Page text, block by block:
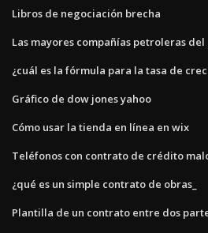
Libros de negociación brecha
Las mayores compañías petroleras
¿cuál es la fórmula para la tasa de
Gráfico de dow jones yahoo
Cómo usar la tienda en línea en wix
Teléfonos con contrato de crédito
¿qué es un simple contrato de obras_
Plantilla de un contrato entre dos